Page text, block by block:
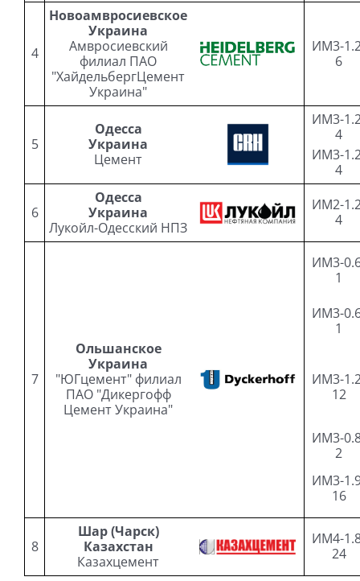
4
Новоамвросиевское
Украина
Амвросиевский
филиал ПАО
"ХайдельбергЦемент
Украина"
ИМ3-
6
5
Одесса
Украина
Цемент
ИМ3-
4
ИМ3-
4
6
Одесса
Украина
Лукойл-Одесский НПЗ
ИМ2-
4
7
Ольшанское
Украина
"ЮГцемент" филиал
ПАО "Дикергофф
Цемент Украина"
ИМ3-
1
ИМ3-
1
ИМ3-
12
ИМ3-
2
ИМ3-
16
8
Шар (Чарск)
Казахстан
Казахцемент
ИМ4-
24